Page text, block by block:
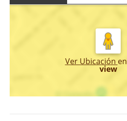
Ver Ubicación en
view